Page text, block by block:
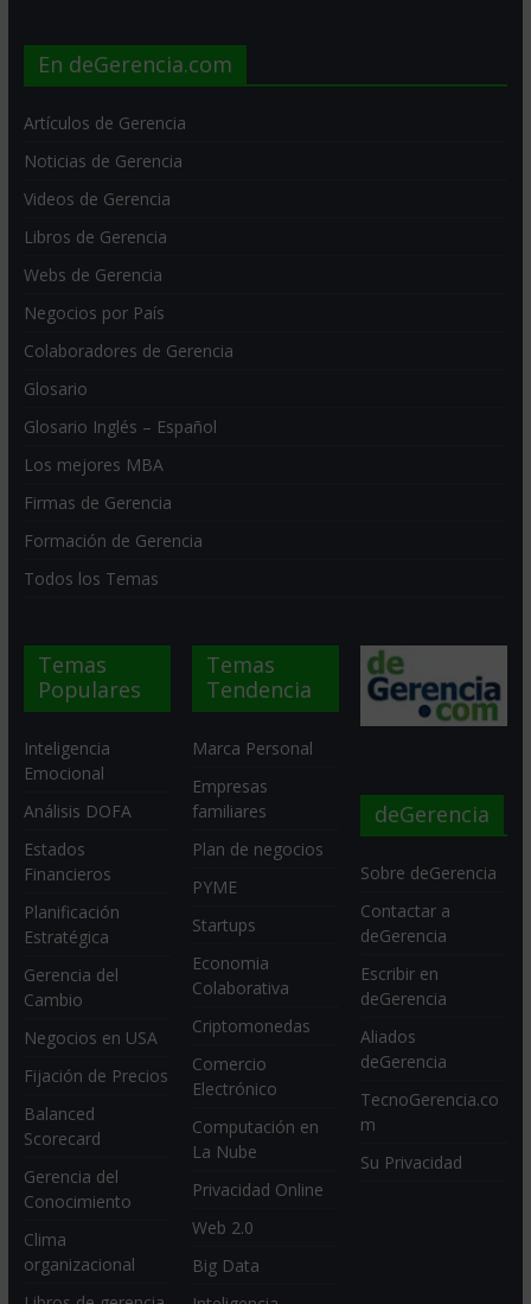
En deGerencia.com
Artículos de Gerencia
Noticias de Gerencia
Videos de Gerencia
Libros de Gerencia
Webs de Gerencia
Negocios por País
Colaboradores de Gerencia
Glosario
Glosario Inglés – Español
Los mejores MBA
Firmas de Gerencia
Formación de Gerencia
Todos los Temas
Temas
Populares
Inteligencia
Emocional
Análisis DOFA
Estados
Financieros
Planificación
Estratégica
Gerencia del
Cambio
Negocios en USA
Fijación de Precios
Balanced
Scorecard
Gerencia del
Conocimiento
Clima
organizacional
Temas
Tendencia
Marca Personal
Empresas
familiares
Plan de negocios
PYME
Startups
Economia
Colaborativa
Criptomonedas
Comercio
Electrónico
Computación en
La Nube
Privacidad Online
Web 2.0
Big Data
deGerencia
Sobre deGerencia
Contactar a
deGerencia
Escribir en
deGerencia
Aliados
deGerencia
TecnoGerencia.co
m
Su Privacidad